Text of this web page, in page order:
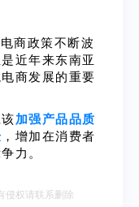
商政策不断波
近年来东南亚
商发展的重要
加强产品品质
，增加在消费者
力。
侵权请联系删除